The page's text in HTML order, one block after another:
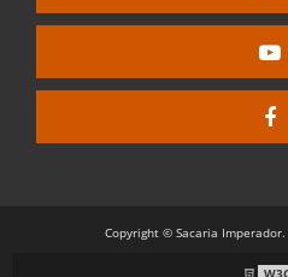
Copyright © Sacaria